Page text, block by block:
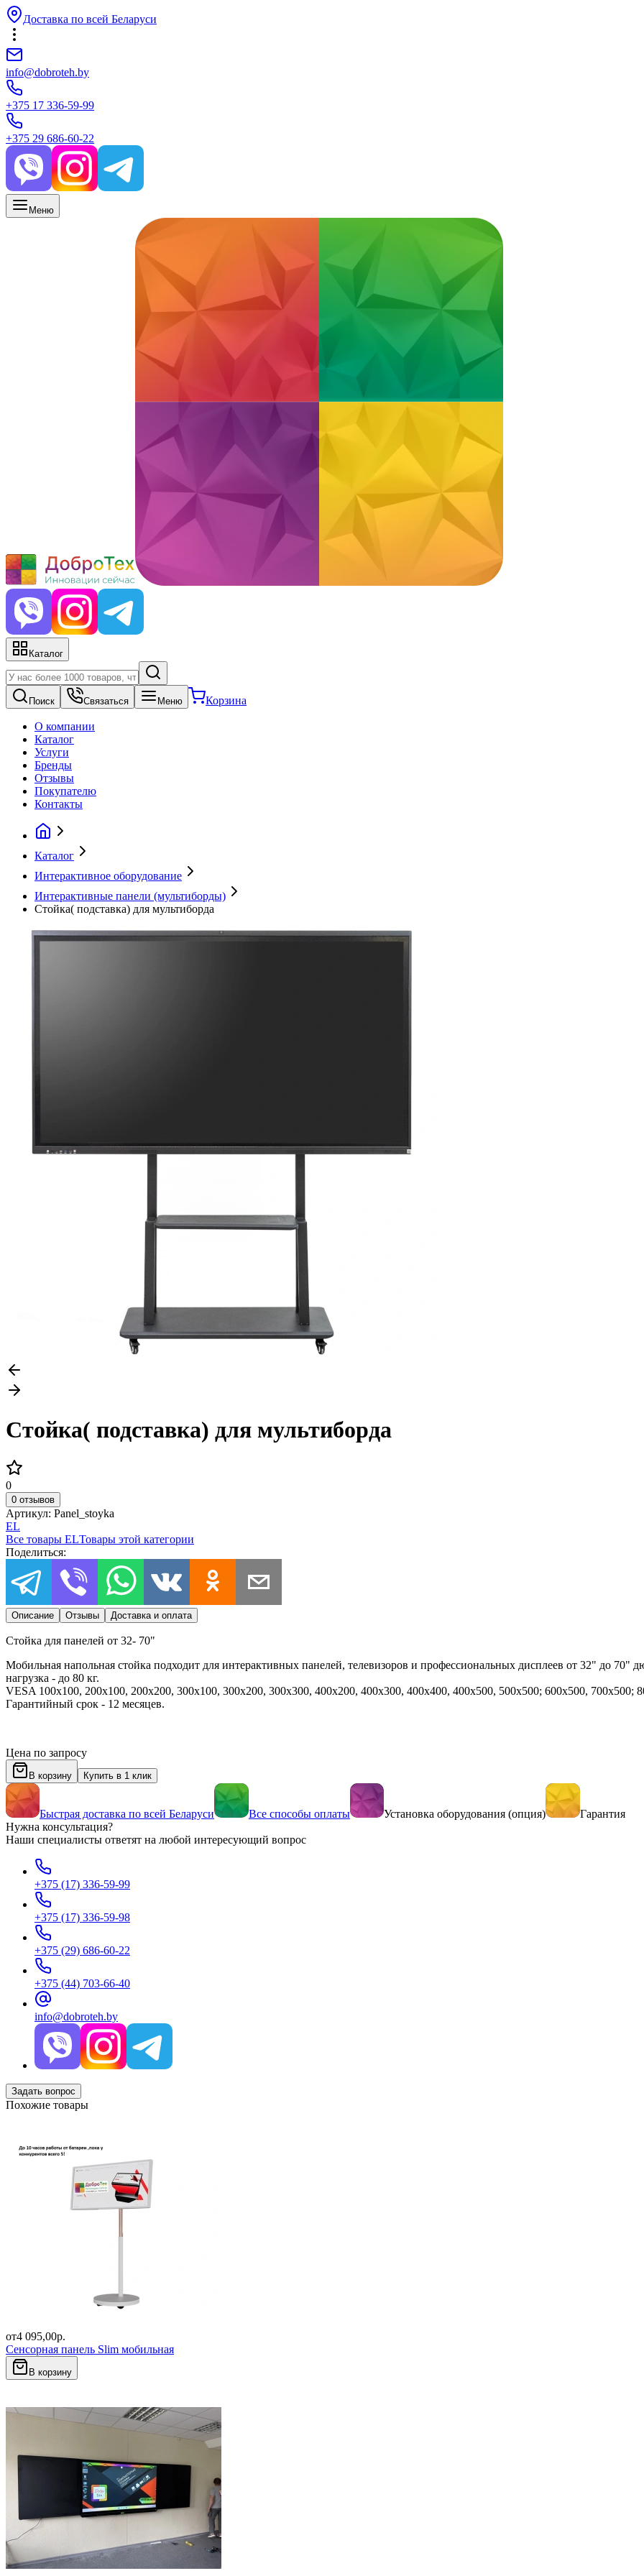
Доставка по всей Беларуси
info@dobroteh.by
+375 17 336-59-99
+375 29 686-60-22
Меню
Каталог
Поиск Связаться Меню Корзина
О компании
Каталог
Услуги
Бренды
Отзывы
Покупателю
Контакты
Каталог
Интерактивное оборудование
Интерактивные панели (мультиборды)
Стойка( подставка) для мультиборда
Стойка( подставка) для мультиборда
0
0 отзывов
Артикул: Panel_stoyka
EL
Все товары ELТовары этой категории
Поделиться:
Описание Отзывы Доставка и оплата
Стойка для панелей от 32- 70"
Мобильная напольная стойка подходит для интерактивных панелей, телевизоров и профессиональных дисплеев от 32" до 70"
нагрузка - до 80 кг.
VESA 100x100, 200x100, 200x200, 300x100, 300x200, 300x300, 400x200, 400x300, 400x400, 400x500, 500x500; 600x500, 700x500;
Гарантийный срок - 12 месяцев.
Цена по запросу
В корзину Купить в 1 клик
Быстрая доставка по всей Беларуси Все способы оплаты Установка оборудования (опция)
Гарантия
Нужна консультация?
Наши специалисты ответят на любой интересующий вопрос
+375 (17) 336-59-99
+375 (17) 336-59-98
+375 (29) 686-60-22
+375 (44) 703-66-40
info@dobroteh.by
Задать вопрос
Похожие товары
от4 095,00р.
Сенсорная панель Slim мобильная
В корзину